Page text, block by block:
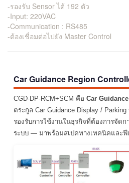
-รองรับ Sensor ได้ 192 ตัว
-Input: 220VAC
-Communication : RS485
-ต้องเชื่อมต่อไปยัง Master Control
Car Guidance Region
CGD-DP-RCM+SCM คือ Car
ตระกูล Car Guidance Display /
รองรับการใช้งานในธุรกิจที่ต้องการจัด
ระบบ — มาพร้อมสเปคทางเทคนิคและฟี